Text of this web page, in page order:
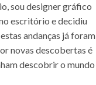
sou designer gráfico
escritório e decidiu
andanças já foram
novas descobertas é
descobrir o mundo